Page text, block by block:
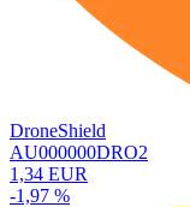
DroneShield
AU000000DRO2
1,34 EUR
-1,97 %